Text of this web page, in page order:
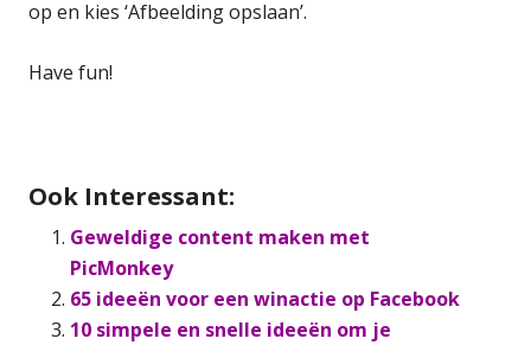
op en kies ‘Afbeelding opslaan’.
Have fun!
Ook Interessant:
Geweldige content maken met
PicMonkey
65 ideeën voor een winactie op Facebook
10 simpele en snelle ideeën om je